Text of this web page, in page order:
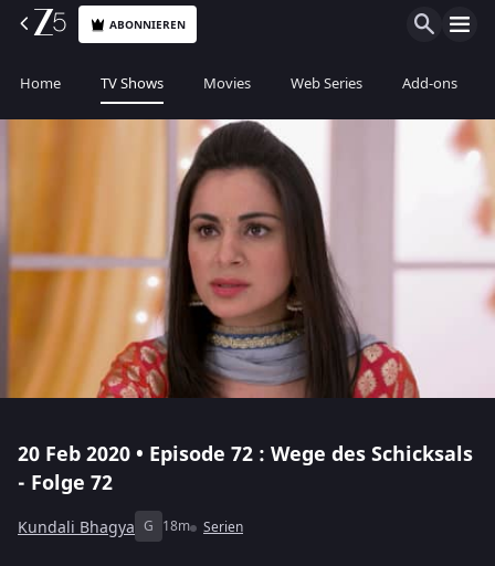
ABONNIEREN
Home TV Shows Movies Web Series Add-ons
20 Feb 2020 • Episode 72 : Wege des Schicksals
- Folge 72
Kundali Bhagya G 18m Serien